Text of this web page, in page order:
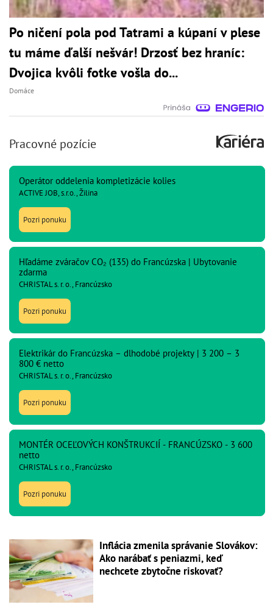
Po ničení pola pod Tatrami a kúpaní v plese
tu máme ďalší nešvár! Drzosť bez hraníc:
Dvojica kvôli fotke vošla do...
Domáce
Pracovné pozície
Operátor oddelenia kompletizácie kolies
ACTIVE JOB, s.r.o., Žilina
Pozri ponuku
Hľadáme zváračov CO₂ (135) do Francúzska | Ubytovanie
zdarma
CHRISTAL s. r. o., Francúzsko
Pozri ponuku
Elektrikár do Francúzska – dlhodobé projekty | 3 200 – 3
800 € netto
CHRISTAL s. r. o., Francúzsko
Pozri ponuku
MONTÉR OCEĽOVÝCH KONŠTRUKCIÍ - FRANCÚZSKO - 3 600
netto
CHRISTAL s. r. o., Francúzsko
Pozri ponuku
Inflácia zmenila správanie Slovákov:
Ako narábať s peniazmi, keď
nechcete zbytočne riskovať?